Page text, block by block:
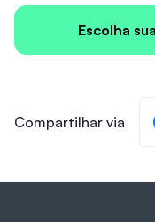
Escolha